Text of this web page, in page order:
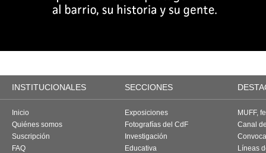
INSTITUCIONALES SECCIONES
Inicio
Quiénes somos
Suscripción
FAQ
Exposiciones
Fotografías del CdF
Investigación
Educativa
MUFF,
Canal
Líneas